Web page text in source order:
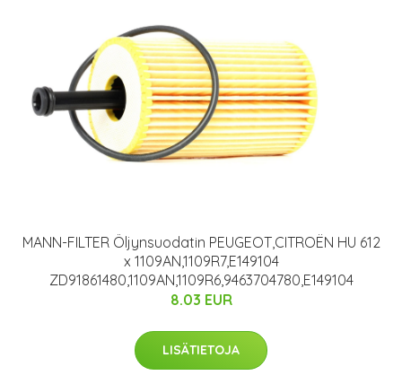
MANN-FILTER Öljynsuodatin PEUGEOT,CITROËN HU 612
x 1109AN,1109R7,E149104
ZD91861480,1109AN,1109R6,9463704780,E149104
8.03 EUR
LISÄTIETOJA